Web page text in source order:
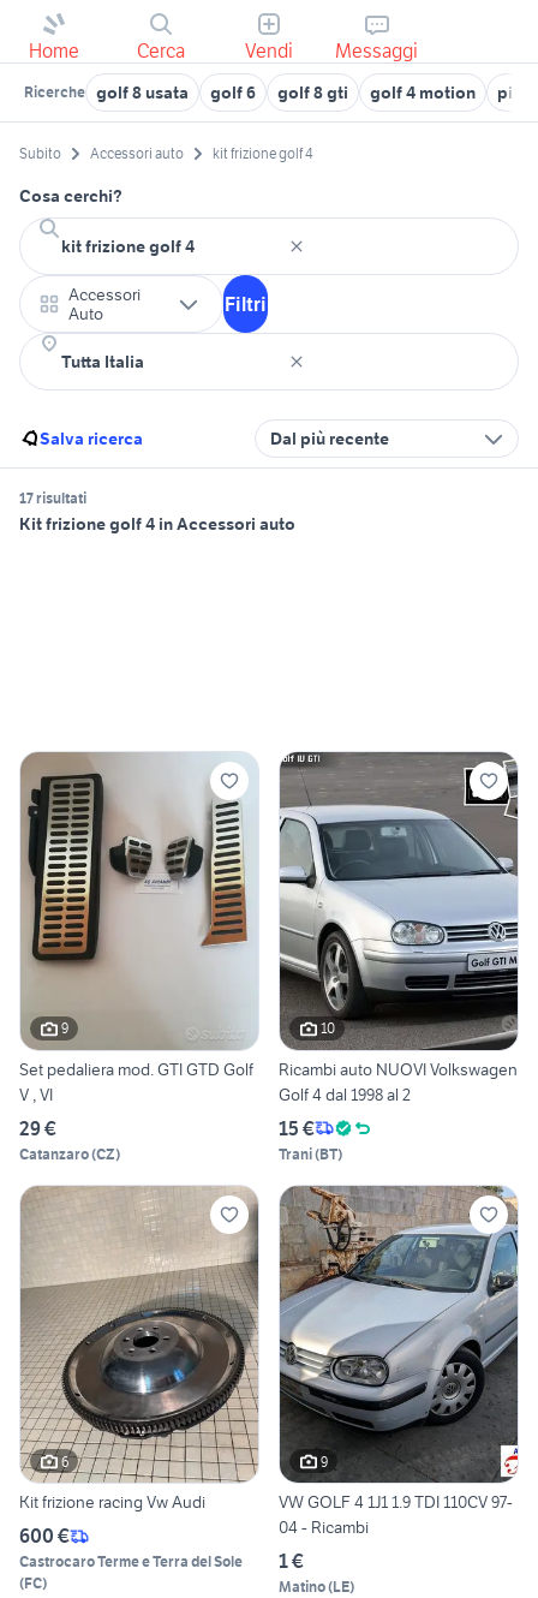
Home Cerca Vendi Messaggi
Ricerche golf 8 usata golf 6 golf 8 gti golf 4 motion pick
Subito Accessori auto kit frizione golf 4
Cosa cerchi?
Accessori
Auto
Filtri
Salva ricerca Dal più recente
17 risultati
Kit frizione golf 4 in Accessori auto
9
Set pedaliera mod. GTI GTD Golf
V , VI
29 €
Catanzaro(CZ)
10
Ricambi auto NUOVI Volkswagen
Golf 4 dal 1998 al 2
15 €
Trani(BT)
6
Kit frizione racing Vw Audi
600 €
Castrocaro Terme e Terra del Sole
(FC)
9
VW GOLF 4 1J1 1.9 TDI 110CV 97-
04 - Ricambi
1 €
Matino(LE)